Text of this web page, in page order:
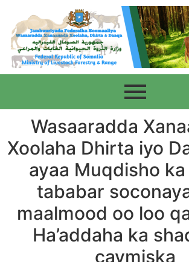
Wasaaradda
Xoolaha Dhirta iyo
ayaa Muqdisho
tababar
maalmood oo loo
Ha’addaha ka
caymiska